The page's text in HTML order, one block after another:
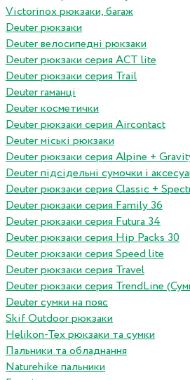
Victorinox рюкзаки, багаж
Deuter рюкзаки
Deuter велосипедні рюкзаки
Deuter рюкзаки серия ACT lite
Deuter рюкзаки серия Trail
Deuter гаманці
Deuter косметички
Deuter рюкзаки серия Aircontact
Deuter міські рюкзаки
Deuter рюкзаки серия Alpine +
Deuter підсідельні сумочки і
Deuter рюкзаки серия Classic +
Deuter рюкзаки серия Family 36
Deuter рюкзаки серия Futura 34
Deuter рюкзаки серия Hip Packs 30
Deuter рюкзаки серия Speed lite
Deuter рюкзаки серия Travel
Deuter рюкзаки серия TrendLine
Deuter сумки на пояс
Skif Outdoor рюкзаки
Helikon-Tex рюкзаки та сумки
Пальники та обладнання
Naturehike пальники